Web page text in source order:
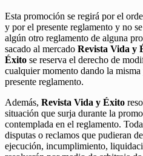
Esta promoción se regirá por el
y por el presente reglamento y no
algún otro reglamento de alguna
sacado al mercado Revista Vida y
Éxito se reserva el derecho de
cualquier momento dando la
presente reglamento.
Además, Revista Vida y Éxito
situación que surja durante la
contemplada en el reglamento.
disputas o reclamos que pudieran
ejecución, incumplimiento,